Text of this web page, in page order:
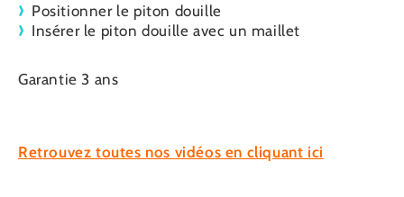
Positionner le piton douille
Insérer le piton douille avec un maillet
Garantie 3 ans
Retrouvez toutes nos vidéos en cliquant ici